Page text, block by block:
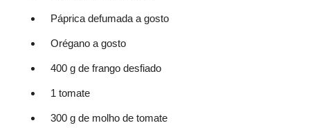
Páprica defumada a gosto
Orégano a gosto
400 g de frango desfiado
1 tomate
300 g de molho de tomate